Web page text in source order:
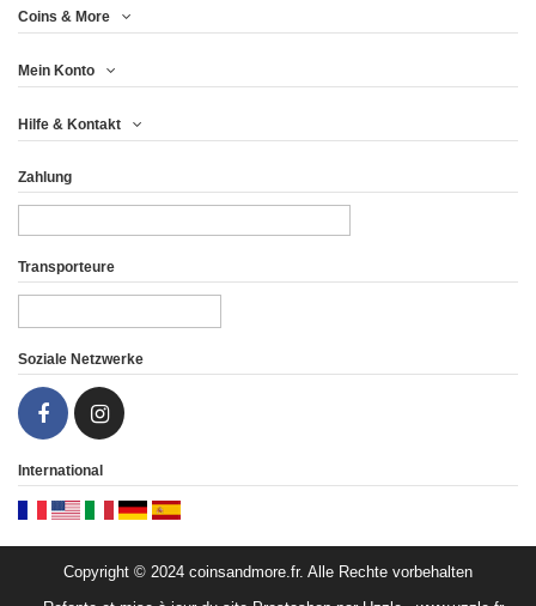
Auflage :
AGAINST THE SKY...
108,29 € 108,29 €
Coins & More
Mein Konto
Hilfe & Kontakt
Zahlung
Transporteure
Soziale Netzwerke
International
Copyright © 2024 coinsandmore.fr. Alle Rechte vorbehalten